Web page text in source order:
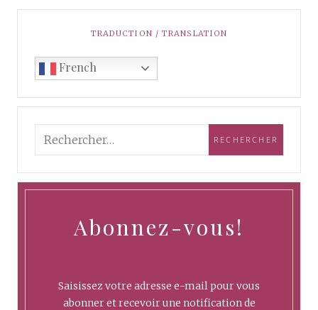
TRADUCTION / TRANSLATION
French
Abonnez-vous!
Saisissez votre adresse e-mail pour vous
abonner et recevoir une notification de